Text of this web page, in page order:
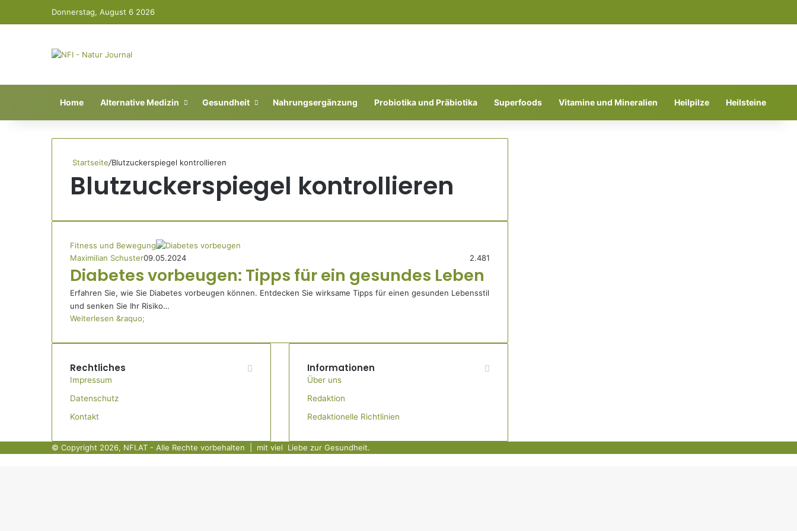
Donnerstag, August 6 2026
Home Alternative Medizin Gesundheit Nahrungsergänzung Probiotika und Präbiotika Superfoods Vitamine und Mineralien Heilpilze Heilsteine
Startseite/Blutzuckerspiegel kontrollieren
Blutzuckerspiegel kontrollieren
Fitness und Bewegung
Maximilian Schuster09.05.2024 2.481
Diabetes vorbeugen: Tipps für ein gesundes Leben
Erfahren Sie, wie Sie Diabetes vorbeugen können. Entdecken Sie wirksame Tipps für einen gesunden Lebensstil
und senken Sie Ihr Risiko…
Weiterlesen &raquo;
Rechtliches
Impressum
Datenschutz
Kontakt
Informationen
Über uns
Redaktion
Redaktionelle Richtlinien
© Copyright 2026, NFI.AT - Alle Rechte vorbehalten | mit viel
Liebe zur Gesundheit.